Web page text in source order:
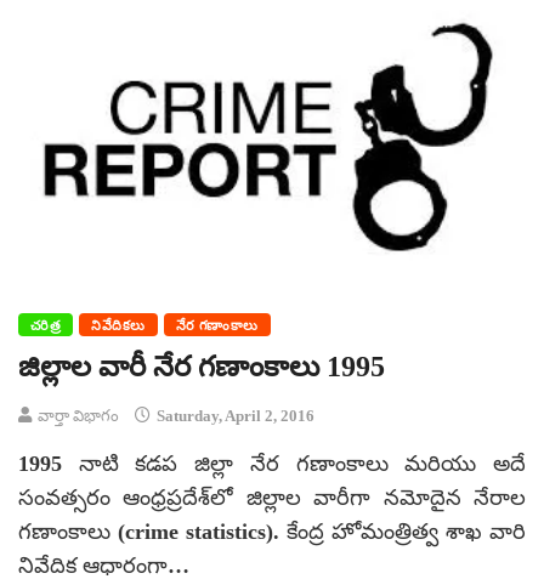
చరిత్ర నివేదికలు నేర గణాంకాలు
జిల్లాల వారీ నేర గణాంకాలు 1995
వార్తా విభాగం Saturday, April 2, 2016
1995 నాటి కడప జిల్లా నేర గణాంకాలు మరియు అదే
సంవత్సరం ఆంధ్రప్రదేశ్‌లో జిల్లాల వారీగా నమోదైన నేరాల
గణాంకాలు (crime statistics). కేంద్ర హోమంత్రిత్వ శాఖ వారి
నివేదిక ఆధారంగా…